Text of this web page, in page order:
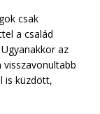
csak
a család
az
is küzdött,